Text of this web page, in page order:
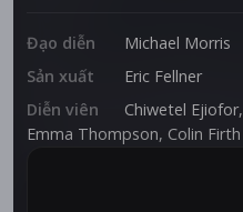
Đạo diễn
Michael Morris
Sản xuất
Eric Fellner
Diễn viên
Chiwetel Ejiofor,
Emma Thompson, Colin Firth